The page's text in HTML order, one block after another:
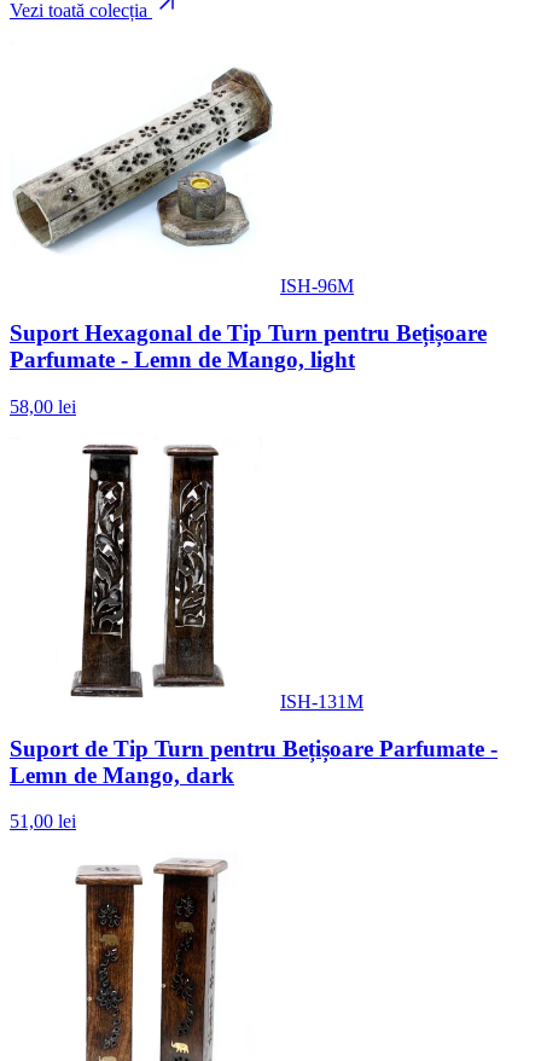
Vezi toată colecția
ISH-96M
Suport Hexagonal de Tip Turn pentru Bețișoare
Parfumate - Lemn de Mango, light
58,00 lei
ISH-131M
Suport de Tip Turn pentru Bețișoare Parfumate -
Lemn de Mango, dark
51,00 lei